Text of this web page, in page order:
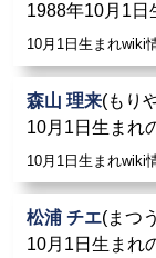
1988年10月1日
10月1日生まれwiki
森山 理来(もり
10月1日生まれ
10月1日生まれwiki
松浦 チエ(まつ
10月1日生まれ